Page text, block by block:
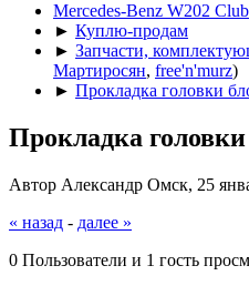
Mercedes-Benz W202 Club
► Куплю-продам
► Запчасти,
Мартиросян, free'n'murz)
► Прокладка головки
Прокладка
Автор Александр Омск, 25
« назад - далее »
0 Пользователи и 1 гость